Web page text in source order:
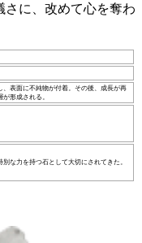
さに、改めて心を奪わ
表面に不純物が付着。その後、成長が再
形成される。
な力を持つ石として大切にされてきた。